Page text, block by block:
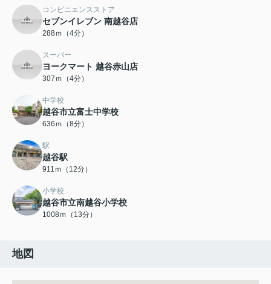
コンビニエンスストア
セブンイレブン 南越谷店
288ｍ（4分）
スーパー
ヨークマート 越谷赤山店
307ｍ（4分）
中学校
越谷市立富士中学校
636ｍ（8分）
駅
越谷駅
911ｍ（12分）
小学校
越谷市立南越谷小学校
1008ｍ（13分）
地図